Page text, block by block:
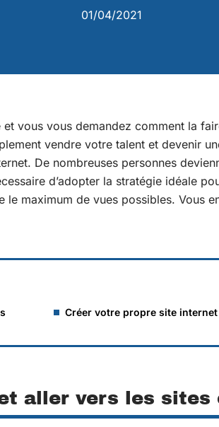
01/04/2021
vous vous demandez comment la
vendre votre talent et devenir
De nombreuses personnes
d’adopter la stratégie idéale
maximum de vues possibles. Vous
Créer votre propre site internet
aller vers les sites